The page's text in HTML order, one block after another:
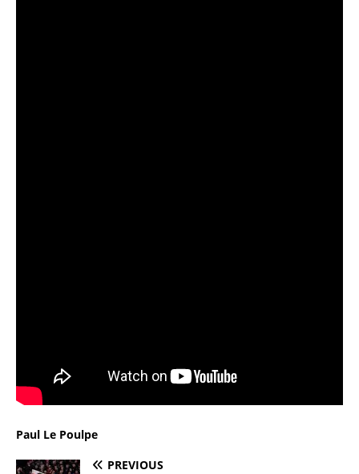
Paul Le Poulpe
PREVIOUS